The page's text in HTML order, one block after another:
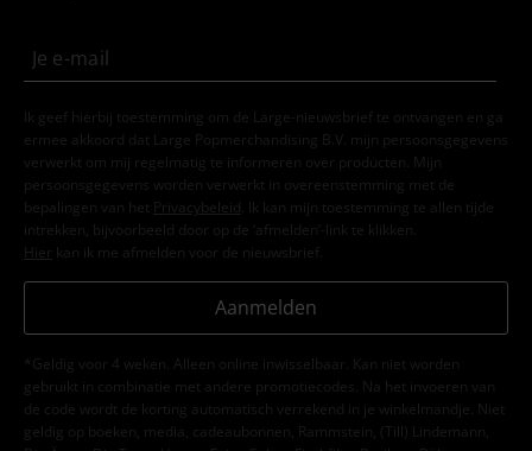
Ik geef hierbij toestemming om de Large-nieuwsbrief te ontvangen en ga
ermee akkoord dat Large Popmerchandising B.V. mijn persoonsgegevens
verwerkt om mij regelmatig te informeren over producten. Mijn
persoonsgegevens worden verwerkt in overeenstemming met de
bepalingen van het
Privacybeleid . Ik kan mijn toestemming te allen tijde
intrekken, bijvoorbeeld door op de ‘afmelden’-link te klikken.
Hier kan ik me afmelden voor de nieuwsbrief.
Aanmelden
*Geldig voor 4 weken. Alleen online inwisselbaar. Kan niet worden
gebruikt in combinatie met andere promotiecodes. Na het invoeren van
de code wordt de korting automatisch verrekend in je winkelmandje. Niet
geldig op boeken, media, cadeaubonnen, Rammstein, (Till) Lindemann,